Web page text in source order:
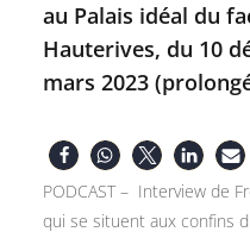
au Palais idéal du
Hauterives, du 10
mars 2023
PODCAST – Interview de
qui se situent aux confins